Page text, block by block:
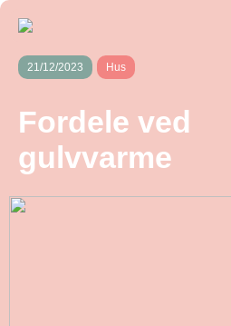
21/12/2023 Hus
Fordele ved
gulvvarme